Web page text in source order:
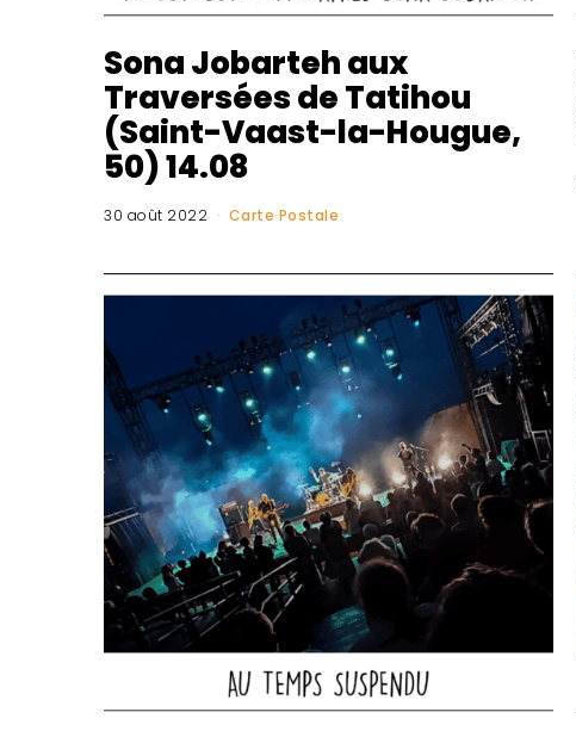
Sona Jobarteh aux
Traversées de Tatihou
(Saint-Vaast-la-Hougue,
50) 14.08
30 août 2022 Carte Postale